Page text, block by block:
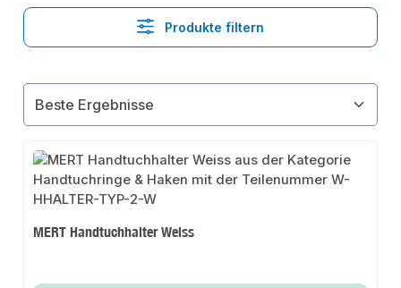
Produkte filtern
MERT Handtuchhalter Weiss